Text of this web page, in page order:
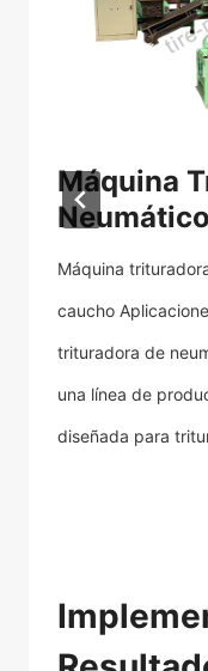
Máquina
Máquina
caucho
trituradora de
una línea de
diseñada para